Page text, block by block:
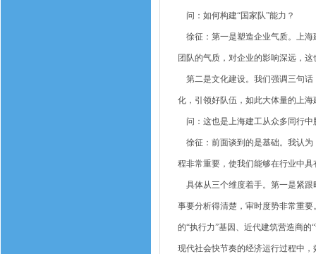
问：如何构建“国家队”能力？
徐征：第一是塑造企业气质。上海
团队的气质，对企业的影响深远，
第二是文化建设。我们强调三句话
化，引领好队伍，如此大体量的上
问：这也是上海建工从众多同行中
徐征：前面谈到的是基础。我认为
程非常重要，使我们能够在行业中
具体从三个维度着手。第一是紧跟
事要分析得清楚，审时度势非常重
的“执行力”基因、近代建筑营造商
现代社会快节奏的经济运行过程中